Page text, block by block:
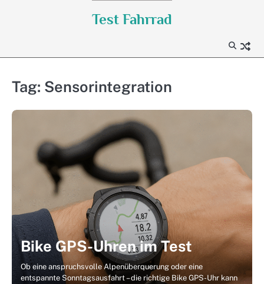
Test Fahrrad
Tag: Sensorintegration
Bike GPS-Uhren im Test
Ob eine anspruchsvolle Alpenüberquerung oder eine
entspannte Sonntagsausfahrt – die richtige Bike GPS-Uhr kann